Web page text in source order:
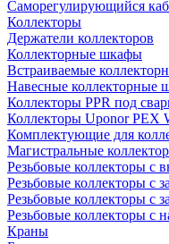
Саморегулирующийся
Коллекторы
Держатели коллекторов
Коллекторные шкафы
Встраиваемые
Навесные коллекторные
Коллекторы PPR под
Коллекторы Uponor PEX
Комплектующие для
Магистральные
Резьбовые коллекторы с
Резьбовые коллекторы с
Резьбовые коллекторы с
Резьбовые коллекторы с
Краны